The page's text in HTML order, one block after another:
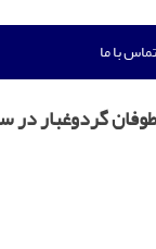
تماس با ما
گردوغبار در